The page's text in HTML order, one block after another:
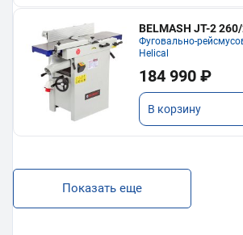
BELMASH JT-2
Фуговально-
Helical
184 990 ₽
В корзину
Показать еще